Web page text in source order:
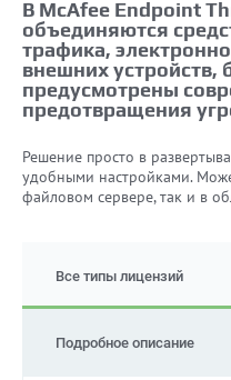
В McAfee Endpoint
объединяются
трафика,
внешних устройств,
предусмотрены
предотвращения
Решение просто в
удобными настройками.
файловом сервере, так и в
Все типы лицензий
Подробное описание